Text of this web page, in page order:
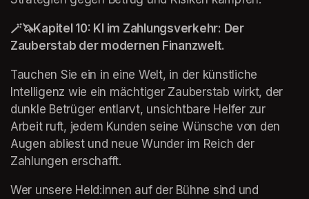
🪄🦄Kapitel 10: KI im Zahlungsverkehr: Der
Zauberstab der modernen Finanzwelt.
Tauchen Sie ein in eine Welt, in der künstliche
Intelligenz wie ein mächtiger Zauberstab wirkt, der
dunkle Betrüger entlarvt, unsichtbare Helfer zur
Arbeit ruft, jedem Kunden seine Wünsche von den
Augen abliest und neue Wunder im Reich der
Zahlungen erschafft.
Wer unsere Held:innen auf der Bühne sind und